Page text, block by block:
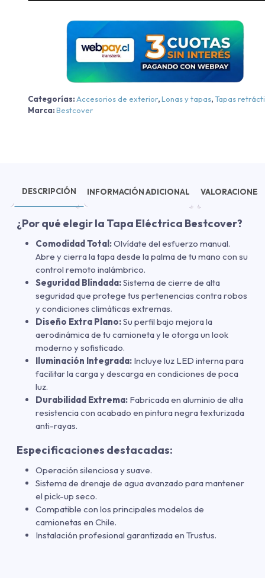
T60/NewT60/T60MAX
2018-
2026
cantidad
Categorías:Accesorios de exterior,Lonas y tapas,Tapas
Marca:Bestcover
DESCRIPCIÓN INFORMACIÓN ADICIONAL VALORACIONES
¿Por qué elegir la Tapa Eléctrica Bestcover?
Comodidad Total:Olvídate del esfuerzo manual.
Abre y cierra la tapa desde la palma de tu mano con su
control remoto inalámbrico.
Seguridad Blindada:Sistema de cierre de alta
seguridad que protege tus pertenencias contra robos
y condiciones climáticas extremas.
Diseño Extra Plano:Su perfil bajo mejora la
aerodinámica de tu camioneta y le otorga un look
moderno y sofisticado.
Iluminación Integrada: Incluye luz LED interna para
facilitar la carga y descarga en condiciones de poca
luz.
Durabilidad Extrema: Fabricada en aluminio de alta
resistencia con acabado en pintura negra texturizada
anti-rayas.
Especificaciones destacadas:
Operación silenciosa y suave.
Sistema de drenaje de agua avanzado para mantener
el pick-up seco.
Compatible con los principales modelos de
camionetas en Chile.
Instalación profesional garantizada en Trustus.